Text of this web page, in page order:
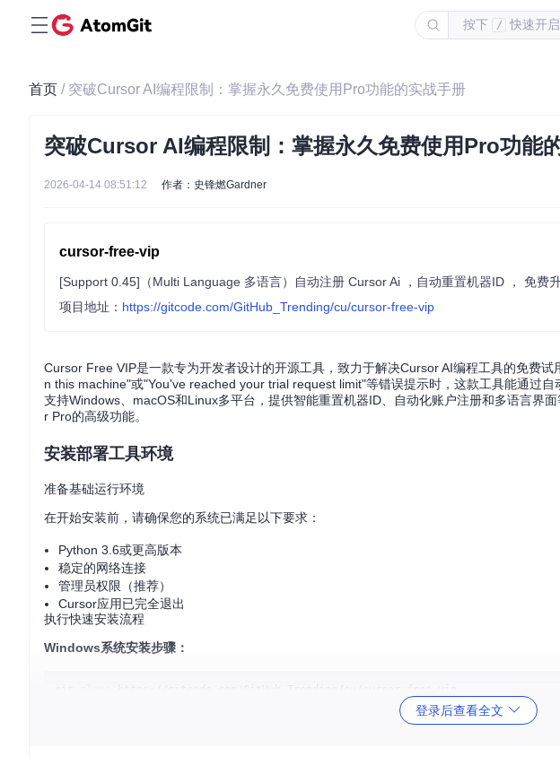
按下 / 快速开
首页 / 突破Cursor AI编程限制：掌握永久免费使用Pro功能的实战手册
突破Cursor AI编程限制：掌握永久免费使用Pro功能
2026-04-14 08:51:12 作者：史锋燃Gardner
cursor-free-vip
项目地址： https://gitcode.com/GitHub_Trending/cu/cursor-free-vip
Cursor Free VIP是一款专为开发者设计的开源工具，致力于解决Cursor AI编程工具的免费
n this machine"或"You've reached your trial request limit"等错误提示时，这款工具能通过自
支持Windows、macOS和Linux多平台，提供智能重置机器ID、自动化账户注册和多语言界
r Pro的高级功能。
安装部署工具环境
准备基础运行环境
在开始安装前，请确保您的系统已满足以下要求：
Python 3.6或更高版本
稳定的网络连接
管理员权限（推荐）
Cursor应用已完全退出
执行快速安装流程
Windows系统安装步骤：
登录后查看全文